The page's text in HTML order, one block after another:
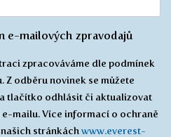
e-mailových zpravodajů
zpracováváme dle podmínek
Z odběru novinek se můžete
tlačítko odhlásit či aktualizovat
e-mailu. Více informací o ochraně
stránkách www.everest-